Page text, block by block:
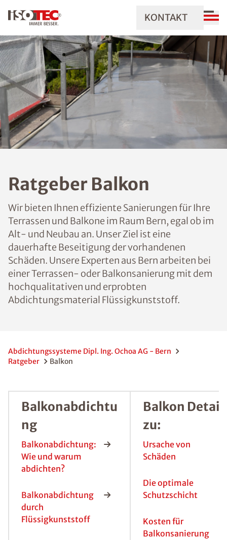
KONTAKT
Ratgeber Balkon
Wir bieten Ihnen effiziente Sanierungen für Ihre
Terrassen und Balkone im Raum Bern, egal ob im
Alt- und Neubau an. Unser Ziel ist eine
dauerhafte Beseitigung der vorhandenen
Schäden. Unsere Experten aus Bern arbeiten bei
einer Terrassen- oder Balkonsanierung mit dem
hochqualitativen und erprobten
Abdichtungsmaterial Flüssigkunststoff.
Abdichtungssysteme Dipl. Ing. Ochoa AG - Bern
Ratgeber
Balkon
Balkonabdichtu
ng
Balkonabdichtung:
Wie und warum
abdichten?
Balkonabdichtung
durch
Flüssigkunststoff
Balkon
zu:
Ursache von
Schäden
Die optimale
Schutzschicht
Kosten für
Balkonsanierung